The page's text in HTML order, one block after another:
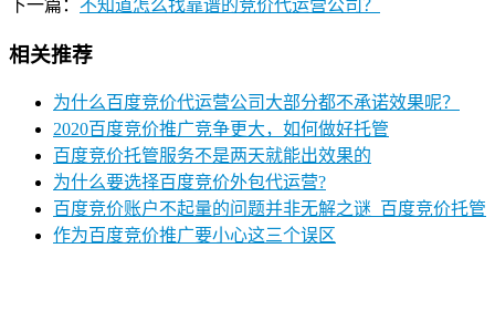
下一篇： 不知道怎么找靠谱的竞价代运营公司？
相关推荐
为什么百度竞价代运营公司大部分都不承诺效果呢？
2020百度竞价推广竞争更大，如何做好托管
百度竞价托管服务不是两天就能出效果的
为什么要选择百度竞价外包代运营?
百度竞价账户不起量的问题并非无解之谜_百度竞价托管
作为百度竞价推广要小心这三个误区